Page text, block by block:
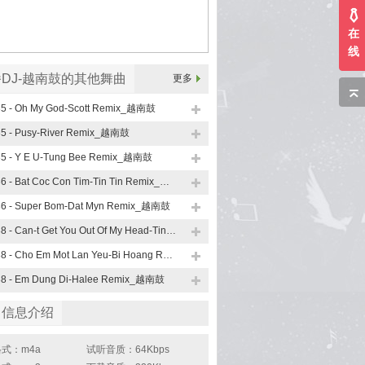
越南鼓的其他舞曲 更多
- Oh My God-Scott Remix_越南鼓
- Pusy-River Remix_越南鼓
- Y E U-Tung Bee Remix_越南鼓
136 - Bat Coc Con Tim-Tin Tin Remix_越南鼓
- Super Bom-Dat Myn Remix_越南鼓
138 - Can-t Get You Out Of My Head-Tin Tin Remix_越南鼓
138 - Cho Em Mot Lan Yeu-Bi Hoang Remix_越南鼓
- Em Dung Di-Halee Remix_越南鼓
息介绍
：m4a
试听音质：64Kbps
在
线